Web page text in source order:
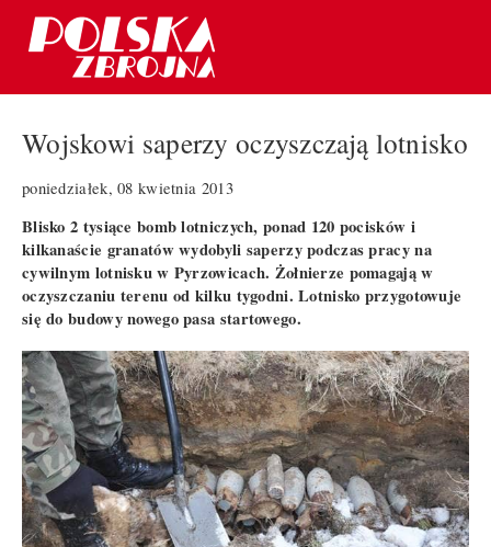
Wojskowi saperzy oczyszczają lotnisko
poniedziałek, 08 kwietnia 2013
Blisko 2 tysiące bomb lotniczych, ponad 120 pocisków i
kilkanaście granatów wydobyli saperzy podczas pracy na
cywilnym lotnisku w Pyrzowicach. Żołnierze pomagają w
oczyszczaniu terenu od kilku tygodni. Lotnisko przygotowuje
się do budowy nowego pasa startowego.